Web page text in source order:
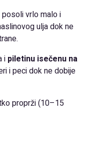
posoli vrlo malo i
ulja dok ne
i piletinu isečenu na
i peci dok ne dobije
proprži (10–15